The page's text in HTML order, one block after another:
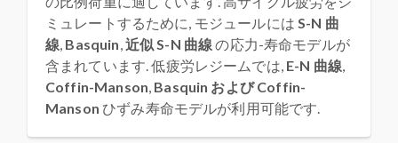
ミュレートするために, モジュールには S-N 曲
線 Basquin 近似 S-N 曲線 の応力-寿命モデルが
含まれています. 低疲労レジームでは, E-N 曲線
Coffin-Manson Basquin および Coffin-
Manson ひずみ寿命モデルが利用可能です.